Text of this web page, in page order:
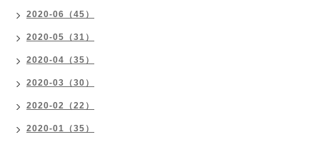
2020-06（45）
2020-05（31）
2020-04（35）
2020-03（30）
2020-02（22）
2020-01（35）